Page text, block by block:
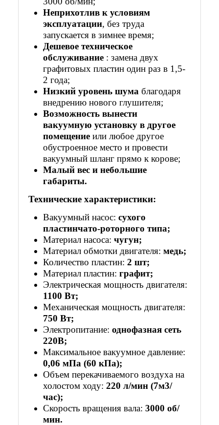
Неприхотлив к условиям
эксплуатации, без труда
запускается в зимнее время;
Дешевое техническое
обслуживание : замена двух
графитовых пластин один раз в 1,5-
2 года;
Низкий уровень шума благодаря
внедрению нового глушителя;
Возможность вынести
вакуумную установку в другое
помещение или любое другое
обустроенное место и провести
вакуумный шланг прямо к корове;
Малый вес и небольшие
габариты.
Технические характеристики:
Вакуумный насос:сухого
пластинчато-роторного типа;
Материал насоса:чугун;
Материал обмотки двигателя:медь;
Количество пластин:2 шт;
Материал пластин:графит;
Электрическая мощность двигателя:
1100 Вт;
Механическая мощность двигателя:
750 Вт;
Электропитание:однофазная сеть
220В;
Максимальное вакуумное давление:
0,06 мПа (60 кПа);
Объем перекачиваемого воздуха на
холостом ходу:220 л/мин (7м3/
час);
Скорость вращения вала:3000 об/
мин.